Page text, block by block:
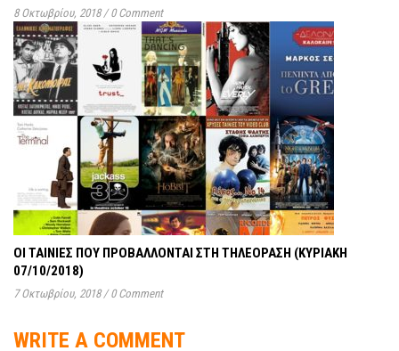
8 Οκτωβρίου, 2018 / 0 Comment
ΟΙ ΤΑΙΝΊΕΣ ΠΟΥ ΠΡΟΒΆΛΛΟΝΤΑΙ ΣΤΗ ΤΗΛΕΌΡΑΣΗ (ΚΥΡΙΑΚΉ
07/10/2018)
7 Οκτωβρίου, 2018 / 0 Comment
WRITE A COMMENT